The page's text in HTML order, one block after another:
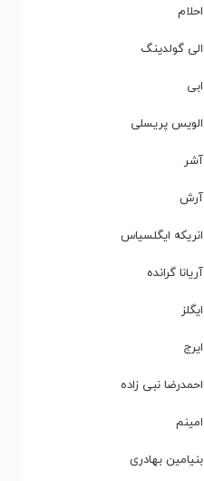
احلام
الی گولدینگ
ابی
الویس پریسلی
آشر
آرش
انریکه ایگلسیاس
آریانا گرانده
ایگلز
ایرج
احمدرضا نبی زاده
امینم
بنیامین بهادری